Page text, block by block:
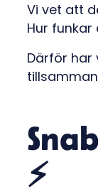
Vi vet att
Hur
Därför har
⚡️